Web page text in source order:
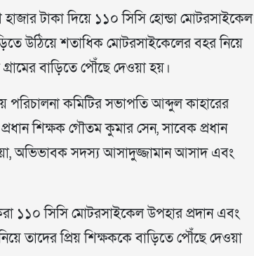
হাজার টাকা দিয়ে ১১০ সিসি হোন্ডা মোটরসাইকেল
উঠিয়ে শতাধিক মোটরসাইকেলের বহর নিয়ে
বাড়িতে পৌঁছে দেওয়া হয়।
পরিচালনা কমিটির সভাপতি আব্দুল কাহারের
প্রধান শিক্ষক গৌতম কুমার সেন, সাবেক প্রধান
অভিভাবক সদস্য আসাদুজ্জামান আসাদ এবং
করা ১১০ সিসি মোটরসাইকেল উপহার প্রদান এবং
তাদের প্রিয় শিক্ষককে বাড়িতে পৌঁছে দেওয়া